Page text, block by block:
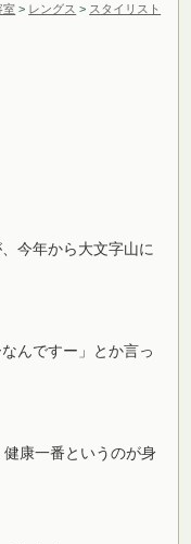
室 > レングス > スタイリスト
今年から大文字山に
んですー」とか言っ
康一番というのが身